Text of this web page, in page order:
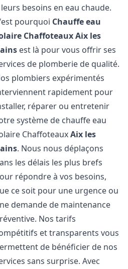
besoins en eau chaude.
pourquoi Chauffe eau
ChaffoteauxAix les
est là pour vous offrir ses
de plomberie de qualité.
plombiers expérimentés
rapidement pour
réparer ou entretenir
système de chauffe eau
ChaffoteauxAix les
. Nous nous déplaçons
les délais les plus brefs
répondre à vos besoins,
ce soit pour une urgence ou
demande de maintenance
Nos tarifs
et transparents vous
de bénéficier de nos
sans surprise. Avec